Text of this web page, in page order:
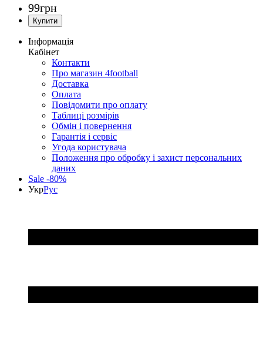
99грн
Інформація
Кабінет
Контакти
Про магазин 4football
Доставка
Оплата
Повідомити про оплату
Таблиці розмірів
Обмін і повернення
Гарантія і сервіс
Угода користувача
Положення про обробку і захист персональних
даних
Sale -80%
УкрРус